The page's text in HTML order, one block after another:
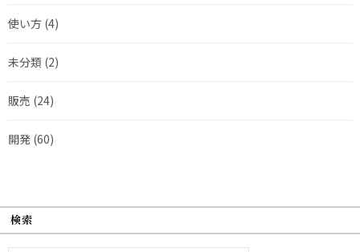
使い方 (4)
未分類 (2)
販売 (24)
開発 (60)
検索